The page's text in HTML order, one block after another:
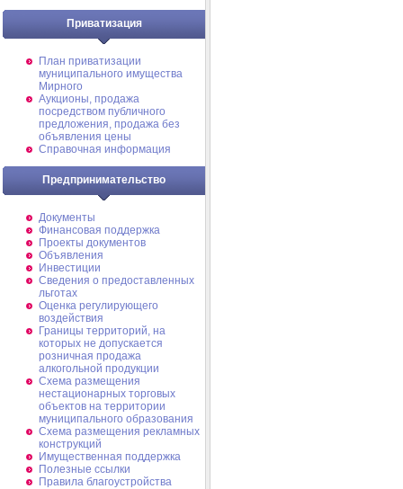
Приватизация
План приватизации
муниципального имущества
Мирного
Аукционы, продажа
посредством публичного
предложения, продажа без
объявления цены
Справочная информация
Предпринимательство
Документы
Финансовая поддержка
Проекты документов
Объявления
Инвестиции
Сведения о предоставленных
льготах
Оценка регулирующего
воздействия
Границы территорий, на
которых не допускается
розничная продажа
алкогольной продукции
Схема размещения
нестационарных торговых
объектов на территории
муниципального образования
Схема размещения рекламных
конструкций
Имущественная поддержка
Полезные ссылки
Правила благоустройства